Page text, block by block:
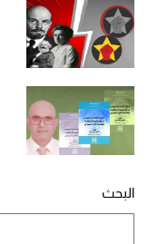
البحث